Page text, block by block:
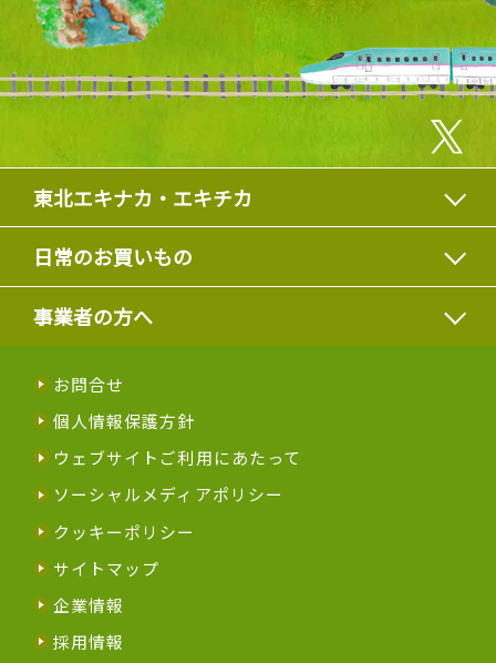
東北エキナカ・エキチカ
日常のお買いもの
事業者の方へ
お問合せ
個人情報保護方針
ウェブサイトご利用にあたって
ソーシャルメディアポリシー
クッキーポリシー
サイトマップ
企業情報
採用情報